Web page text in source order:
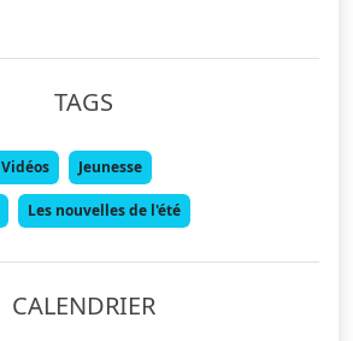
TAGS
Vidéos Jeunesse
Les nouvelles de l'été
CALENDRIER